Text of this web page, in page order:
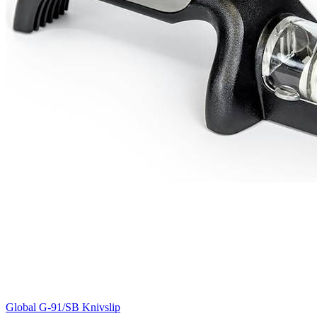
Global G-91/SB Knivslip